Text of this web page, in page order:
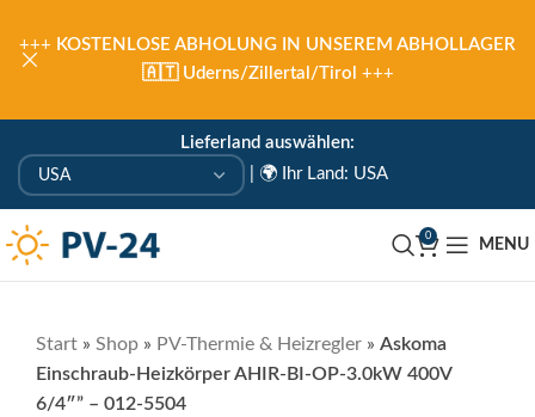
Lieferland auswählen:
🌍 Ihr Land: USA
0
MENU
Start » Shop » PV-Thermie & Heizregler » Askoma
Einschraub-Heizkörper AHIR-BI-OP-3.0kW 400V
6/4″” – 012-5504
+++ KOSTENLOSE ABHOLUNG IN UNSEREM ABHOLLAGER
🇦🇹 Uderns/Zillertal/Tirol +++